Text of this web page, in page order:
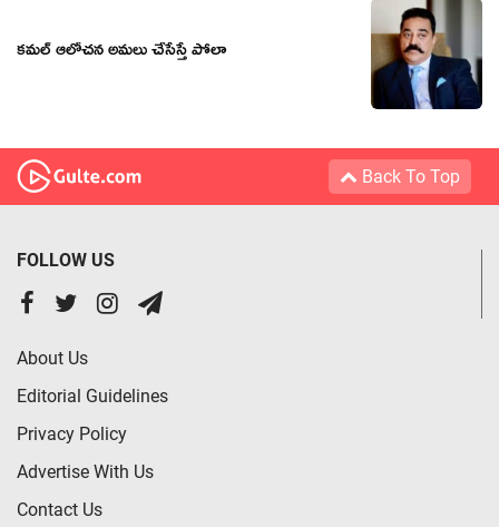
కమల్ ఆలోచన అమలు చేసేస్తే పోలా
Back To Top
FOLLOW US
About Us
Editorial Guidelines
Privacy Policy
Advertise With Us
Contact Us